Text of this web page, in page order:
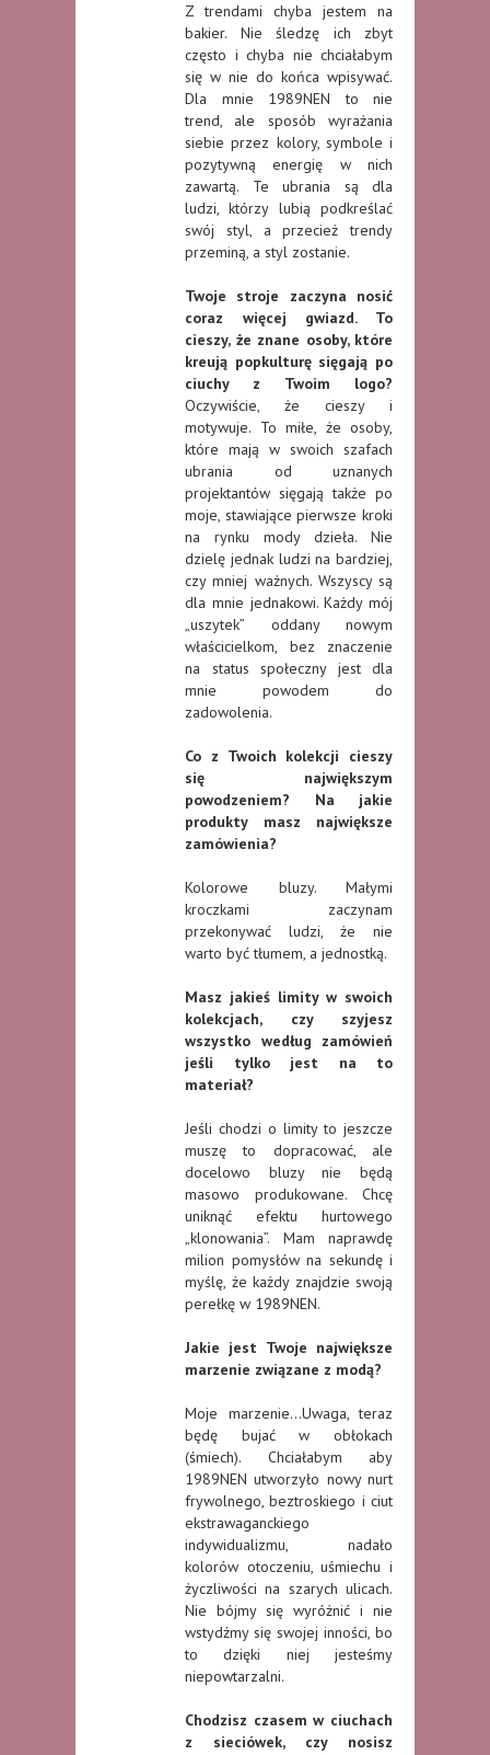
Z trendami chyba jestem na
bakier. Nie śledzę ich zbyt
często i chyba nie chciałabym
się w nie do końca wpisywać.
Dla mnie 1989NEN to nie
trend, ale sposób wyrażania
siebie przez kolory, symbole i
pozytywną energię w nich
zawartą. Te ubrania są dla
ludzi, którzy lubią podkreślać
swój styl, a przecież trendy
przeminą, a styl zostanie.
Twoje stroje zaczyna nosić
coraz więcej gwiazd. To
cieszy, że znane osoby, które
kreują popkulturę sięgają po
ciuchy z Twoim logo?
Oczywiście, że cieszy i
motywuje. To miłe, że osoby,
które mają w swoich szafach
ubrania od uznanych
projektantów sięgają także po
moje, stawiające pierwsze kroki
na rynku mody dzieła. Nie
dzielę jednak ludzi na bardziej,
czy mniej ważnych. Wszyscy są
dla mnie jednakowi. Każdy mój
„uszytek” oddany nowym
właścicielkom, bez znaczenie
na status społeczny jest dla
mnie powodem do
zadowolenia.
Co z Twoich kolekcji cieszy
się największym
powodzeniem? Na jakie
produkty masz największe
zamówienia?
Kolorowe bluzy. Małymi
kroczkami zaczynam
przekonywać ludzi, że nie
warto być tłumem, a jednostką.
Masz jakieś limity w swoich
kolekcjach, czy szyjesz
wszystko według zamówień
jeśli tylko jest na to
materiał?
Jeśli chodzi o limity to jeszcze
muszę to dopracować, ale
docelowo bluzy nie będą
masowo produkowane. Chcę
uniknąć efektu hurtowego
„klonowania”. Mam naprawdę
milion pomysłów na sekundę i
myślę, że każdy znajdzie swoją
perełkę w 1989NEN.
Jakie jest Twoje największe
marzenie związane z modą?
Moje marzenie…Uwaga, teraz
będę bujać w obłokach
(śmiech). Chciałabym aby
1989NEN utworzyło nowy nurt
frywolnego, beztroskiego i ciut
ekstrawaganckiego
indywidualizmu, nadało
kolorów otoczeniu, uśmiechu i
życzliwości na szarych ulicach.
Nie bójmy się wyróżnić i nie
wstydźmy się swojej inności, bo
to dzięki niej jesteśmy
niepowtarzalni.
Chodzisz czasem w ciuchach
z sieciówek, czy nosisz